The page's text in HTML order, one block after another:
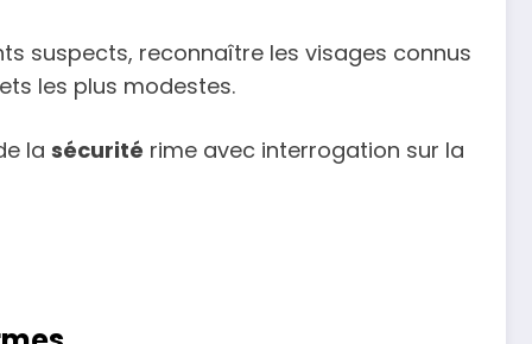
suspects, reconnaître les visages connus
les plus modestes.
la sécurité rime avec interrogation sur la